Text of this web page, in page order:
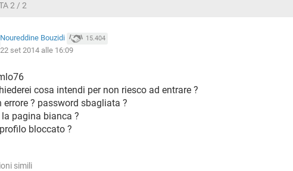
2 / 2
Noureddine Bouzidi 15.404
22 set 2014 alle 16:09
cosa intendi per non riesco ad entrare ?
errore ? password sbagliata ?
pagina bianca ?
bloccato ?
simili